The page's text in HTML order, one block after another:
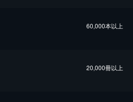
60,000本以上
20,000冊以上